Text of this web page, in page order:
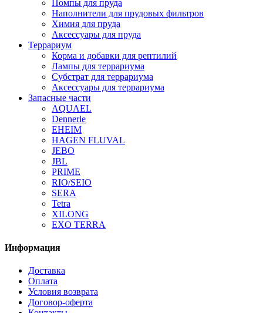
Помпы для пруда
Наполнители для прудовых фильтров
Химия для пруда
Аксессуары для пруда
Террариум
Корма и добавки для рептилий
Лампы для террариума
Субстрат для террариума
Аксессуары для террариума
Запасные части
AQUAEL
Dennerle
EHEIM
HAGEN FLUVAL
JEBO
JBL
PRIME
RIO/SEIO
SERA
Tetra
XILONG
EXO TERRA
Информация
Доставка
Оплата
Условия возврата
Договор-оферта